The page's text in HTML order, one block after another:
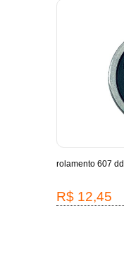
rolamento 607
R$ 12,45